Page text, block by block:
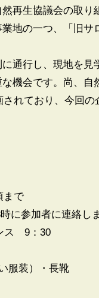
再生協議会の取り
地の一つ、「旧サ
通行し、現地を見
機会です。尚、自
れており、今回の
まで
参加者に連絡しま
ス 9：30
服装）・長靴